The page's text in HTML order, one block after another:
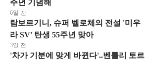
주년 기념해
6일 전
람보르기니, 슈퍼 벨로체의 전설 '미우
라 SV' 탄생 55주년 맞아
3일 전
'차가 기분에 맞게 바뀐다'..벤틀리 토르